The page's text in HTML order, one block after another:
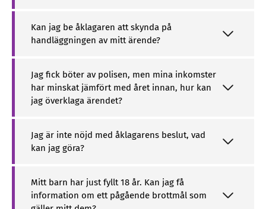
Kan jag be åklagaren att skynda på
handläggningen av mitt ärende?
Jag fick böter av polisen, men mina inkomster
har minskat jämfört med året innan, hur kan
jag överklaga ärendet?
Jag är inte nöjd med åklagarens beslut, vad
kan jag göra?
Mitt barn har just fyllt 18 år. Kan jag få
information om ett pågående brottmål som